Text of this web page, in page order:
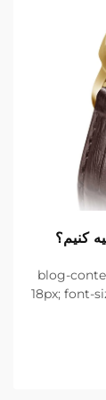
کنیم؟
.blog-
18px; font-
margin-